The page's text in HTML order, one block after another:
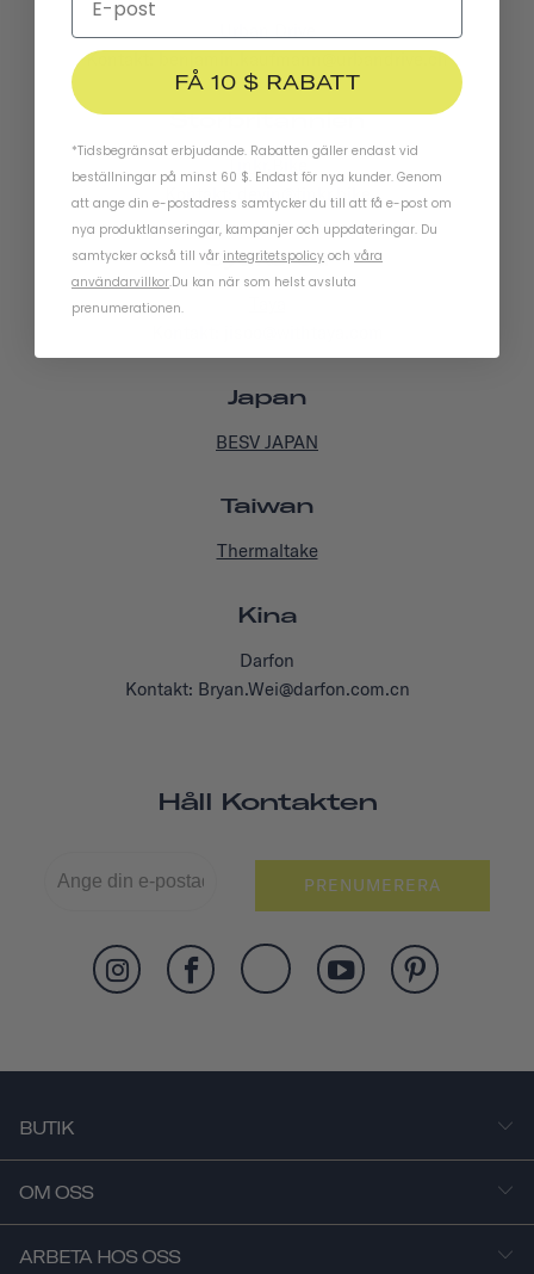
Kontakt: benjamin.kaufmann@urbandrive.ch
Storbritannien
Tinkr.Bike
Kontakt: devin@tinkr.bike
Sydkorea
Japan
BESV JAPAN
Taiwan
Thermaltake
Kina
Darfon
Kontakt: Bryan.Wei@darfon.com.cn
Håll Kontakten
PRENUMERERA
BUTIK
OM OSS
ARBETA HOS OSS
FÅ 10 $ RABATT
*Tidsbegränsat erbjudande. Rabatten gäller endast vid
beställningar på minst 60 $. Endast för nya kunder. Genom
att ange din e-postadress samtycker du till att få e-post om
nya produktlanseringar, kampanjer och uppdateringar. Du
samtycker också till vår integritetspolicy och våra
användarvillkor.Du kan när som helst avsluta
prenumerationen.